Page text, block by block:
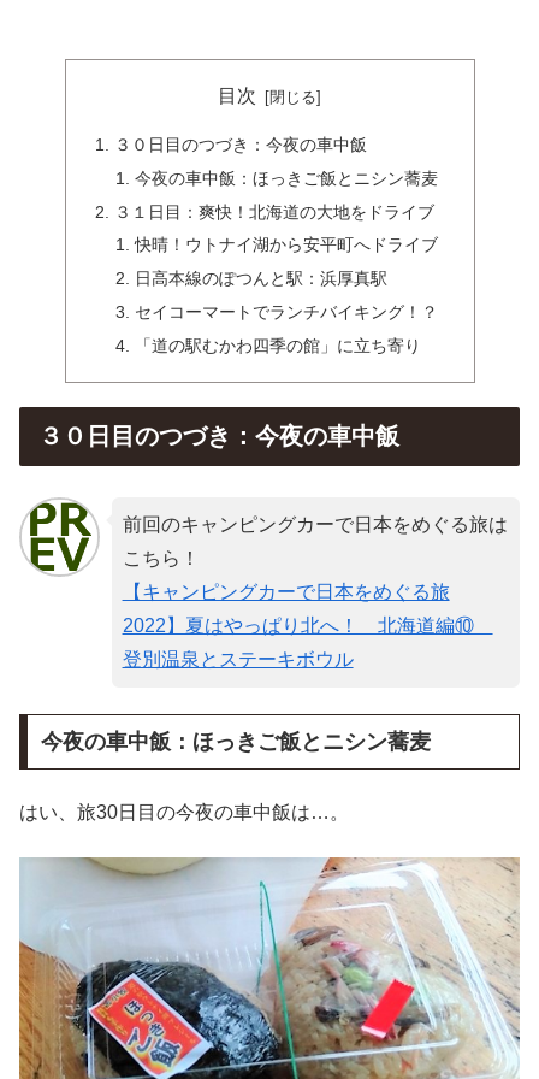
目次
３０日目のつづき：今夜の車中飯
今夜の車中飯：ほっきご飯とニシン蕎麦
３１日目：爽快！北海道の大地をドライブ
快晴！ウトナイ湖から安平町へドライブ
日高本線のぽつんと駅：浜厚真駅
セイコーマートでランチバイキング！？
「道の駅むかわ四季の館」に立ち寄り
３０日目のつづき：今夜の車中飯
前回のキャンピングカーで日本をめぐる旅は
こちら！
【キャンピングカーで日本をめぐる旅
2022】夏はやっぱり北へ！ 北海道編⑩
登別温泉とステーキボウル
今夜の車中飯：ほっきご飯とニシン蕎麦
はい、旅30日目の今夜の車中飯は…。